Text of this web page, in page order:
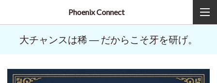
Phoenix Connect
大チャンスは稀 ― だからこそ牙を研げ。